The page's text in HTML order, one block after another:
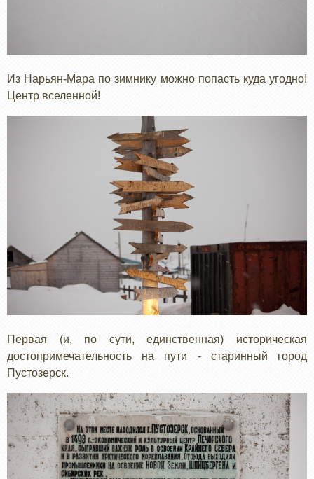
Из Нарьян-Мара по зимнику можно попасть куда угодно!
Центр вселенной!
Первая (и, по сути, единственная) историческая
достопримечательность на пути - старинный город
Пустозерск.